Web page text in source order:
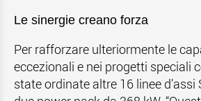
Le sinergie creano forza
Per rafforzare ulteriormente le
eccezionali e nei progetti speciali
state ordinate altre 16 linee